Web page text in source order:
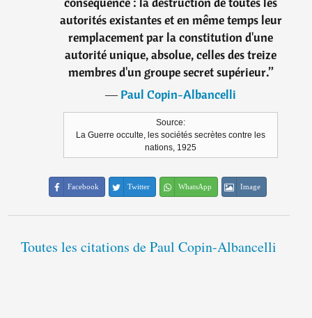
autorités existantes et en même temps leur
remplacement par la constitution d'une
autorité unique, absolue, celles des treize
membres d'un groupe secret supérieur.”
―Paul Copin-Albancelli
Source:
La Guerre occulte, les sociétés secrètes contre les
nations, 1925
Facebook Twitter WhatsApp Image
Toutes les citations de Paul Copin-Albancelli